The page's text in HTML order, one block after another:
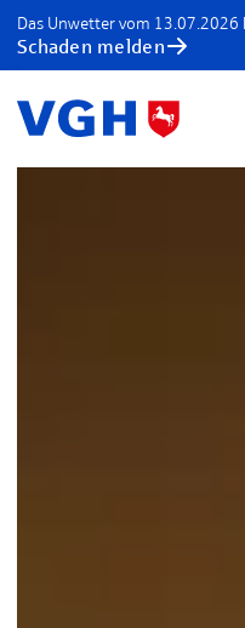
Das Unwetter vom 13.07.2026
Schaden melden